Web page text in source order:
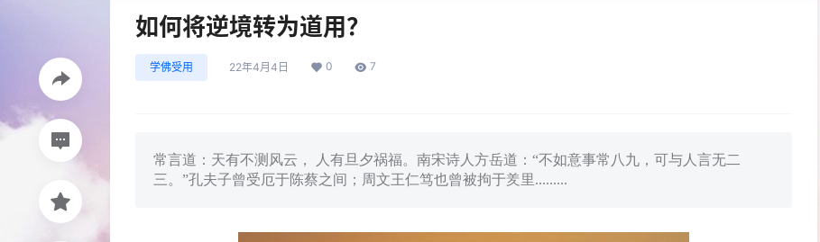
如何将逆境转为道用？
学佛受用 22年4月4日 0 7
常言道：天有不测风云， 人有旦夕祸福。南宋诗人方岳道：“不如意事常八九，可与人言无二
三。”孔夫子曾受厄于陈蔡之间；周文王仁笃也曾被拘于羑里.........